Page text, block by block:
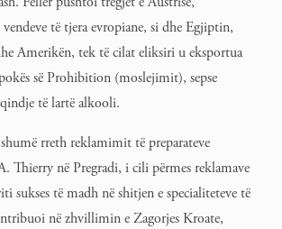
të tjera evropiane, si dhe Egjiptin,
Amerikën, tek të cilat eliksiri u eksportua
së Prohibition (moslejimit), sepse
të lartë alkooli.
rreth reklamimit të preparateve
Thierry në Pregradi, i cili përmes reklamave
sukses të madh në shitjen e specialiteteve të
në zhvillimin e Zagorjes Kroate,